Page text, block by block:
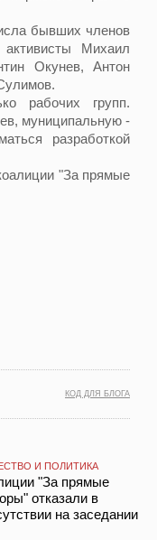
бывших членов
Михаил
Окунев, Антон
рабочих групп.
муниципальную -
разработкой
"За прямые
КОД ДЛЯ БЛОГА
И ПОЛИТИКА
"За прямые
отказали в
на заседании